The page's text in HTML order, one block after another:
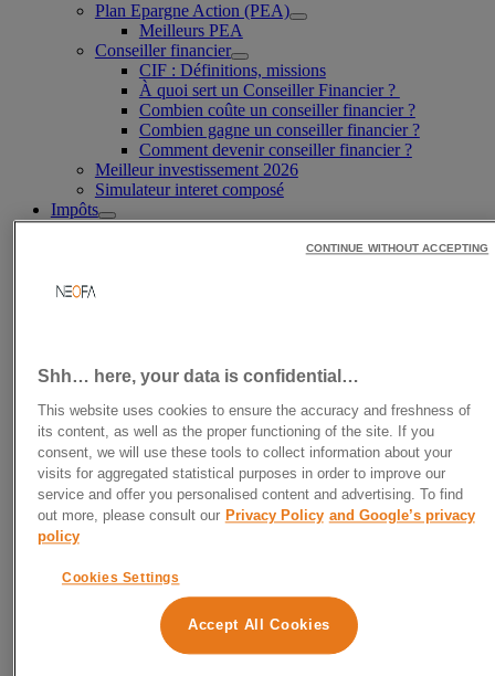
Plan Epargne Action (PEA)
Meilleurs PEA
Conseiller financier
CIF : Définitions, missions
À quoi sert un Conseiller Financier ?
Combien coûte un conseiller financier ?
Combien gagne un conseiller financier ?
Comment devenir conseiller financier ?
Meilleur investissement 2026
Simulateur interet composé
Impôts
Déclaration Impôts
Aide à la déclaration d’impôts
Défiscalisation
Défiscalisation immobilière
Défiscaliser avec l’immobilier ancien
Défiscalisation avec les FCPI
Girardin industriel
SCPI Denormandie
Défiscaliser avec un PER
Fiscalité des particuliers
Conseil en optimisation fiscale
Enveloppes fiscales
Fiscalité de l’assurance-vie
Fiscalité du PEA
Fiscalité du PER
Shh… here, your data is confidential…
This website uses cookies to ensure the accuracy and freshness of
its content, as well as the proper functioning of the site. If you
consent, we will use these tools to collect information about your
visits for aggregated statistical purposes in order to improve our
service and offer you personalised content and advertising. To find
out more, please consult our Privacy Policy and Google’s privacy
policy
Cookies Settings
Accept All Cookies
CONTINUE WITHOUT ACCEPTING